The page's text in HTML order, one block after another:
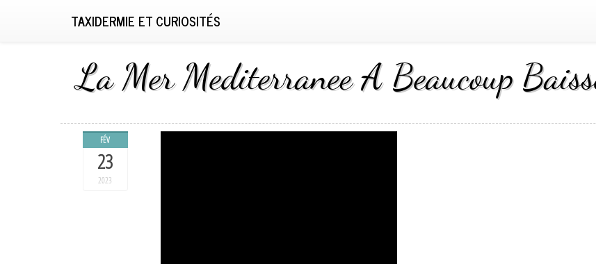
TAXIDERMIE ET CURIOSITÉS
La Mer Mediterranee A Beaucoup
FÉV
23
2023